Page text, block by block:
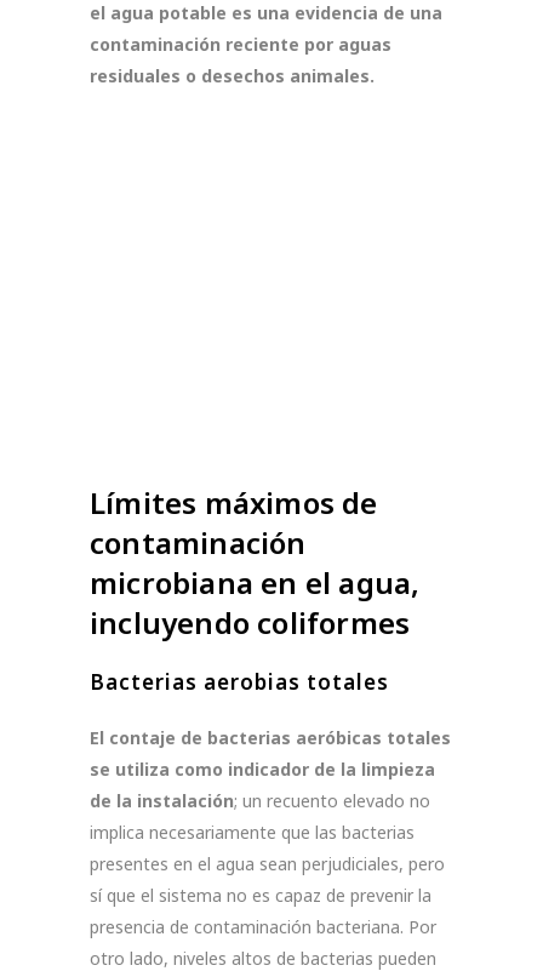
el agua potable es una evidencia de una
contaminación reciente por aguas
residuales o desechos animales.
Límites máximos de
contaminación
microbiana en el agua,
incluyendo coliformes
Bacterias aerobias totales
El contaje de bacterias aeróbicas totales
se utiliza como indicador de la limpieza
de la instalación; un recuento elevado no
implica necesariamente que las bacterias
presentes en el agua sean perjudiciales, pero
sí que el sistema no es capaz de prevenir la
presencia de contaminación bacteriana. Por
otro lado, niveles altos de bacterias pueden